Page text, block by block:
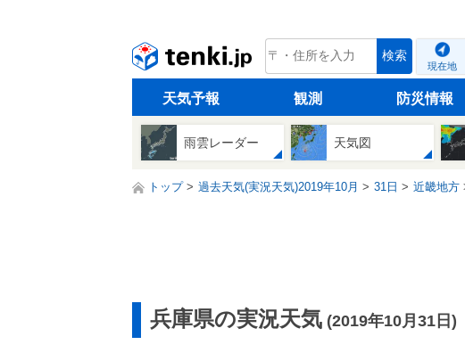
tenki.jp 検索
現在地
天気予報 観測 防災情報
雨雲レーダー 天気図
トップ 過去天気(実況天気)2019年10月 31日 近畿地方
兵庫県の実況天気 (2019年10月31日)